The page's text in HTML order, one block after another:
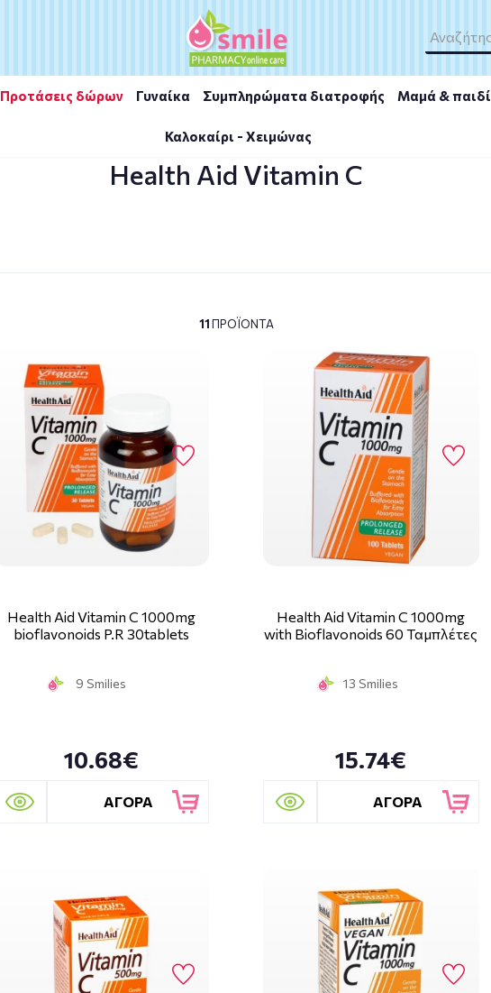
Προτάσεις δώρων Γυναίκα Συμπληρώματα διατροφής Μαμά & παιδί
Καλοκαίρι - Χειμώνας
Health Aid Vitamin C
11ΠΡΟΪΌΝΤΑ
Health Aid Vitamin C 1000mg
bioflavonoids P.R 30tablets
9 Smilies
10.68€
ΑΓΟΡΑ
Health Aid Vitamin C 1000mg
with Bioflavonoids 60 Ταμπλέτες
13 Smilies
15.74€
ΑΓΟΡΑ